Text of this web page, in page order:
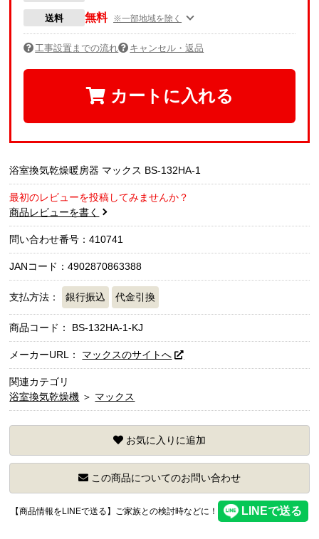
送料 無料 ※一部地域を除く
工事設置までの流れ キャンセル・返品
カートに入れる
浴室換気乾燥暖房器 マックス BS-132HA-1
最初のレビューを投稿してみませんか？
商品レビューを書く
問い合わせ番号：410741
JANコード：4902870863388
支払方法： 銀行振込 代金引換
商品コード： BS-132HA-1-KJ
メーカーURL： マックスのサイトへ
関連カテゴリ
浴室換気乾燥機 ＞ マックス
お気に入りに追加
この商品についてのお問い合わせ
【商品情報をLINEで送る】ご家族との検討時などに！